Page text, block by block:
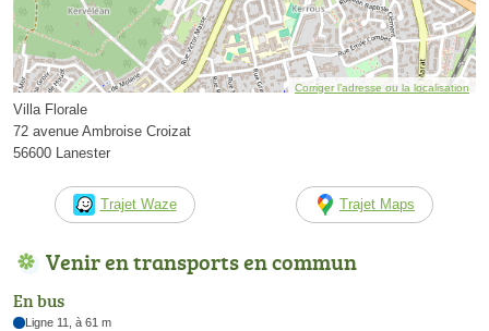
Corriger l’adresse ou la localisation
Villa Florale
72 avenue Ambroise Croizat
56600 Lanester
Trajet Waze Trajet Maps
Venir en transports en commun
En bus
Ligne 11, à 61 m